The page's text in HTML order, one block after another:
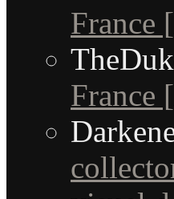
France
France